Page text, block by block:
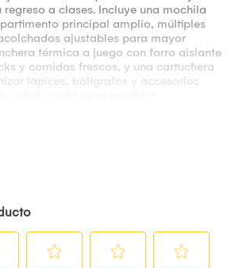
a clases. Incluye una mochila
principal amplio, múltiples
ajustables para mayor
térmica a juego con forro aislante
y comidas frescos, y una cartuchera
lápices, bolígrafos y accesorios
espacio suficiente para cuadernos,
de alto, todos con estampados y
y fáciles de limpiar para el uso diario
para publicar a la venta.